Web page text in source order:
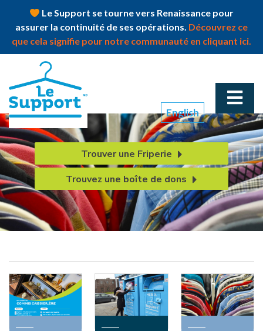
Le Support se tourne vers Renaissance pour
assurer la continuité de ses opérations. Découvrez ce
que cela signifie pour notre communauté en cliquant ici.
English
Trouver une Friperie
Trouvez une boîte de dons